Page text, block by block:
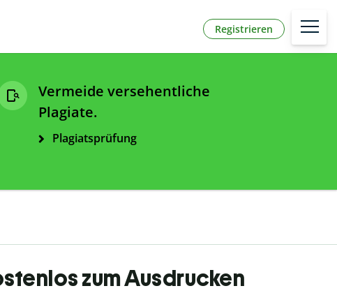
Registrieren
Vermeide versehentliche
Plagiate.
Plagiatsprüfung
zum Ausdrucken